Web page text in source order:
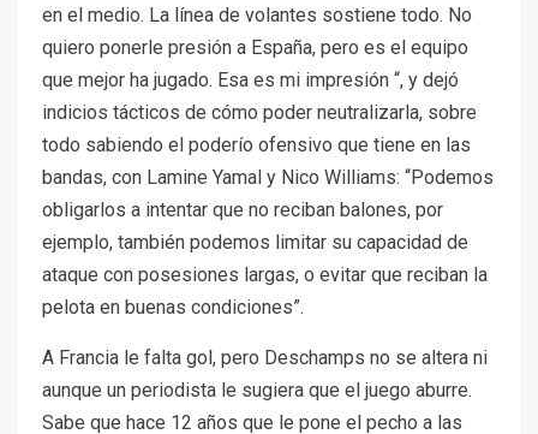
en el medio. La línea de volantes sostiene todo. No
quiero ponerle presión a España, pero es el equipo
que mejor ha jugado. Esa es mi impresión “, y dejó
indicios tácticos de cómo poder neutralizarla, sobre
todo sabiendo el poderío ofensivo que tiene en las
bandas, con Lamine Yamal y Nico Williams: “Podemos
obligarlos a intentar que no reciban balones, por
ejemplo, también podemos limitar su capacidad de
ataque con posesiones largas, o evitar que reciban la
pelota en buenas condiciones”.
A Francia le falta gol, pero Deschamps no se altera ni
aunque un periodista le sugiera que el juego aburre.
Sabe que hace 12 años que le pone el pecho a las